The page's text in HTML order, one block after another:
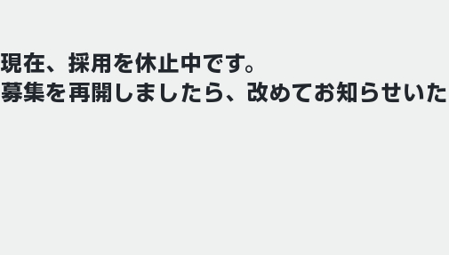
現在、採用を休止中です。
募集を再開しましたら、改めてお知らせい